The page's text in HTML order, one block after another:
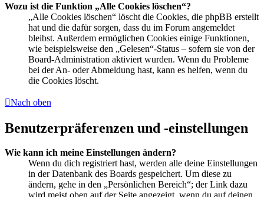
Wozu ist die Funktion „Alle Cookies löschen“?
„Alle Cookies löschen“ löscht die Cookies, die phpBB erstellt
hat und die dafür sorgen, dass du im Forum angemeldet
bleibst. Außerdem ermöglichen Cookies einige Funktionen,
wie beispielsweise den „Gelesen“-Status – sofern sie von der
Board-Administration aktiviert wurden. Wenn du Probleme
bei der An- oder Abmeldung hast, kann es helfen, wenn du
die Cookies löscht.
Nach oben
Benutzerpräferenzen und -einstellungen
Wie kann ich meine Einstellungen ändern?
Wenn du dich registriert hast, werden alle deine Einstellungen
in der Datenbank des Boards gespeichert. Um diese zu
ändern, gehe in den „Persönlichen Bereich“; der Link dazu